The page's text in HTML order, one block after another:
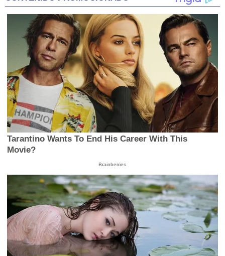
Tarantino Wants To End His Career With This
Movie?
Brainberries